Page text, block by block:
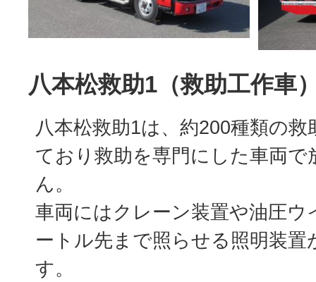
八本松救助1（救助工作車
八本松救助1は、約200種類の
ており救助を専門にした車両で
ん。
車両にはクレーン装置や油圧ウ
ートル先まで照らせる照明装置
す。